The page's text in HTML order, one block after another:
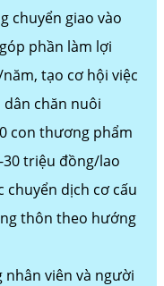
chuyển giao vào
phần làm lợi
tạo cơ hội việc
chăn nuôi
con thương phẩm
triệu đồng/lao
dịch cơ cấu
thôn theo hướng
nhân viên và người